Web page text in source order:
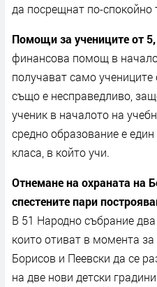
да посрещнат по-спокойно
Помощи за учениците от
финансова помощ в
получават само учениците
също е несправедливо,
ученик в началото на
средно образование е
класа, в който учи.
Отнемане на охраната на
спестените пари
В 51 Народно събрание
които отиват в момента
Борисов и Пеевски да се
на две нови детски